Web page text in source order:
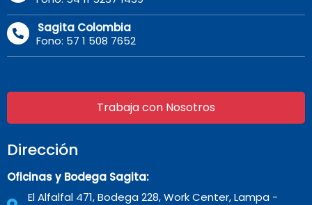
Sagita Colombia
Fono: 57 1 508 7652
Trabaja con Nosotros
Dirección
Oficinas y Bodega Sagita:
El Alfalfal 471, Bodega 228, Work Center, Lampa -